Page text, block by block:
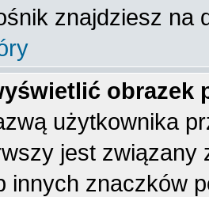
znajdziesz na
obrazek
użytkownika
jest
innych znaczków